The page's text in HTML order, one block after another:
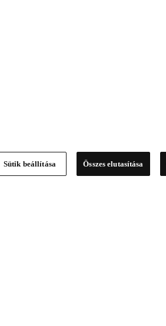
Sütik beállítása Összes elutasítása